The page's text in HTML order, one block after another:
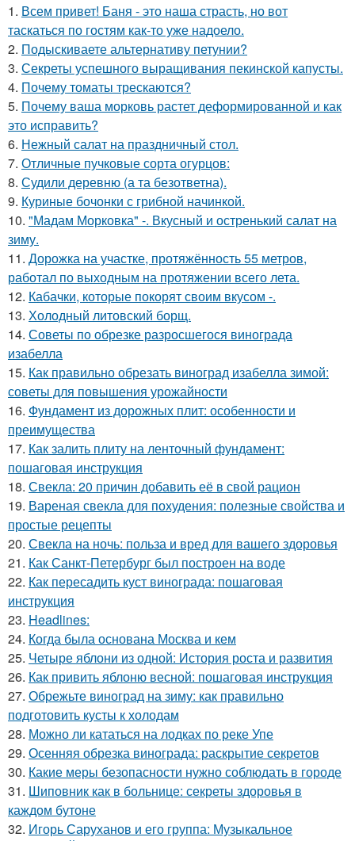
1. Всем привет! Баня - это наша страсть, но вот
таскаться по гостям как-то уже надоело.
2. Подыскиваете альтернативу петунии?
3. Секреты успешного выращивания пекинской капусты.
4. Почему томаты трескаются?
5. Почему ваша морковь растет деформированной и как
это исправить?
6. Нежный салат на праздничный стол.
7. Отличные пучковые сорта огурцов:
8. Судили деревню (а та безответна).
9. Куриные бочонки с грибной начинкой.
10. "Мадам Морковка" -. Вкусный и остренький салат на
зиму.
11. Дорожка на участке, протяжённость 55 метров,
работал по выходным на протяжении всего лета.
12. Кабачки, которые покорят своим вкусом -.
13. Холодный литовский борщ.
14. Советы по обрезке разросшегося винограда
изабелла
15. Как правильно обрезать виноград изабелла зимой:
советы для повышения урожайности
16. Фундамент из дорожных плит: особенности и
преимущества
17. Как залить плиту на ленточный фундамент:
пошаговая инструкция
18. Свекла: 20 причин добавить её в свой рацион
19. Вареная свекла для похудения: полезные свойства и
простые рецепты
20. Свекла на ночь: польза и вред для вашего здоровья
21. Как Санкт-Петербург был построен на воде
22. Как пересадить куст винограда: пошаговая
инструкция
23. Headlines:
24. Когда была основана Москва и кем
25. Четыре яблони из одной: История роста и развития
26. Как привить яблоню весной: пошаговая инструкция
27. Обрежьте виноград на зиму: как правильно
подготовить кусты к холодам
28. Можно ли кататься на лодках по реке Упе
29. Осенняя обрезка винограда: раскрытие секретов
30. Какие меры безопасности нужно соблюдать в городе
31. Шиповник как в больнице: секреты здоровья в
каждом бутоне
32. Игорь Саруханов и его группа: Музыкальное